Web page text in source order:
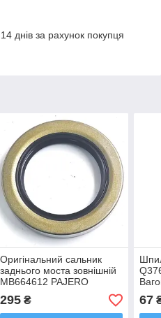
днів за рахунок покупця
Оригінальний сальник
заднього моста зовнішній
MB664612 PAJERO
Паджеро Вагон, Л200,
PAJERO Паджеро Спорт
295₴ 67